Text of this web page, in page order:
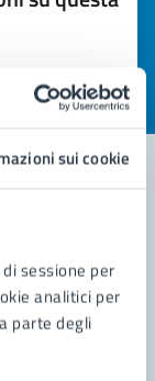
sui cookie
sessione per
analitici per
parte degli
la chiarezza delle